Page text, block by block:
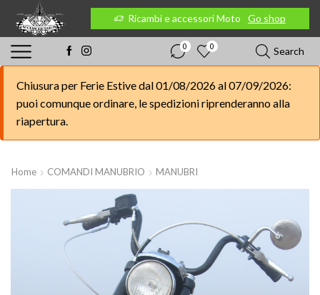
Go shop Ricambi e accessori Moto Go shop
0 0 Search
Chiusura per Ferie Estive dal 01/08/2026 al 07/09/2026:
puoi comunque ordinare, le spedizioni riprenderanno alla
riapertura.
Home COMANDI MANUBRIO MANUBRI